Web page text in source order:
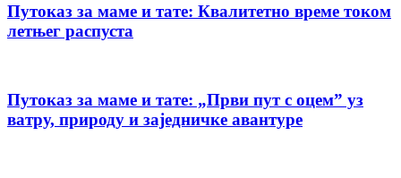
Путоказ за маме и тате: Квалитетно време током
летњег распуста
Путоказ за маме и тате: „Први пут с оцемˮ уз
ватру, природу и заједничке авантуре